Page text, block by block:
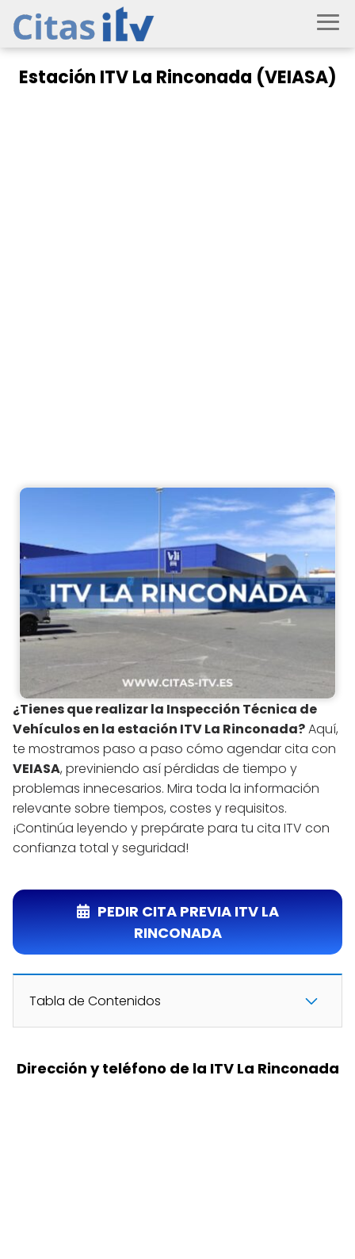
Estación ITV La Rinconada (VEIASA)
¿Tienes que realizar la Inspección Técnica de
Vehículos en la estación ITV La Rinconada?Aquí,
te mostramos paso a paso cómo agendar cita con
VEIASA, previniendo así pérdidas de tiempo y
problemas innecesarios. Mira toda la información
relevante sobre tiempos, costes y requisitos.
¡Continúa leyendo y prepárate para tu cita ITV con
confianza total y seguridad!
PEDIR CITA PREVIA ITV LA
RINCONADA
Tabla de Contenidos
Dirección y teléfono de la ITV La Rinconada